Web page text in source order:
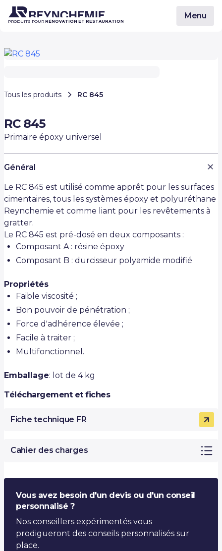
PRODUITS POUR RÉNOVATION ET RESTAURATION
Menu
Tous les produits RC 845
RC 845
Primaire époxy universel
Général
Le RC 845 est utilisé comme apprêt pour les surfaces
cimentaires, tous les systèmes époxy et polyuréthane
Reynchemie et comme liant pour les revêtements à
gratter.
Le RC 845 est pré-dosé en deux composants :
Composant A : résine époxy
Composant B : durcisseur polyamide modifié
Propriétés
Faible viscosité ;
Bon pouvoir de pénétration ;
Force d'adhérence élevée ;
Facile à traiter ;
Multifonctionnel.
Emballage: lot de 4 kg
Téléchargement et fiches
Fiche technique FR
Cahier des charges
Vous avez besoin d'un devis ou d'un conseil
personnalisé ?
Nos conseillers expérimentés vous
prodigueront des conseils personnalisés sur
place.